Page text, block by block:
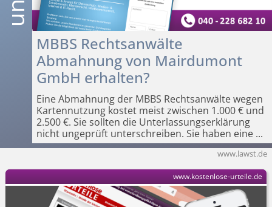
MBBS Rechtsanwälte
Abmahnung von Mairdumont
GmbH erhalten?
Eine Abmahnung der MBBS Rechtsanwälte wegen
Kartennutzung kostet meist zwischen 1.000 € und
2.500 €. Sie sollten die Unterlassungser­klärung
nicht ungeprüft unterschreiben. Sie haben eine...
www.lawst.de
www.kostenlose-urteile.de